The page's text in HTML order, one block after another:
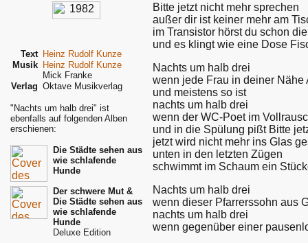
Text Heinz Rudolf Kunze
Musik Heinz Rudolf Kunze
Mick Franke
Verlag Oktave Musikverlag
"Nachts um halb drei" ist
ebenfalls auf folgenden Alben
erschienen:
Die Städte sehen aus
wie schlafende
Hunde
Der schwere Mut &
Die Städte sehen aus
wie schlafende
Hunde
Deluxe Edition
Bitte jetzt nicht mehr sprechen
außer dir ist keiner mehr am
im Transistor hörst du schon
und es klingt wie eine Dose
Nachts um halb drei
wenn jede Frau in deiner Nähe
und meistens so ist
nachts um halb drei
wenn der WC-Poet im
und in die Spülung pißt Bitte
jetzt wird nicht mehr ins Glas
unten in den letzten Zügen
schwimmt im Schaum ein
Nachts um halb drei
wenn dieser Pfarrerssohn aus
nachts um halb drei
wenn gegenüber einer